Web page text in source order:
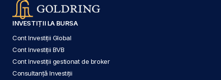
INVESTIȚII LA BURSA
Cont Investiții Global
Cont Investiții BVB
Cont Investiții gestionat de broker
Consultanță Investiții